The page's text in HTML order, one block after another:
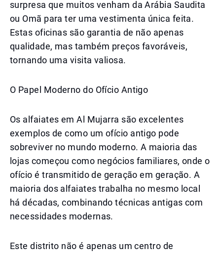
surpresa que muitos venham da Arábia Saudita
ou Omã para ter uma vestimenta única feita.
Estas oficinas são garantia de não apenas
qualidade, mas também preços favoráveis,
tornando uma visita valiosa.
O Papel Moderno do Ofício Antigo
Os alfaiates em Al Mujarra são excelentes
exemplos de como um ofício antigo pode
sobreviver no mundo moderno. A maioria das
lojas começou como negócios familiares, onde o
ofício é transmitido de geração em geração. A
maioria dos alfaiates trabalha no mesmo local
há décadas, combinando técnicas antigas com
necessidades modernas.
Este distrito não é apenas um centro de